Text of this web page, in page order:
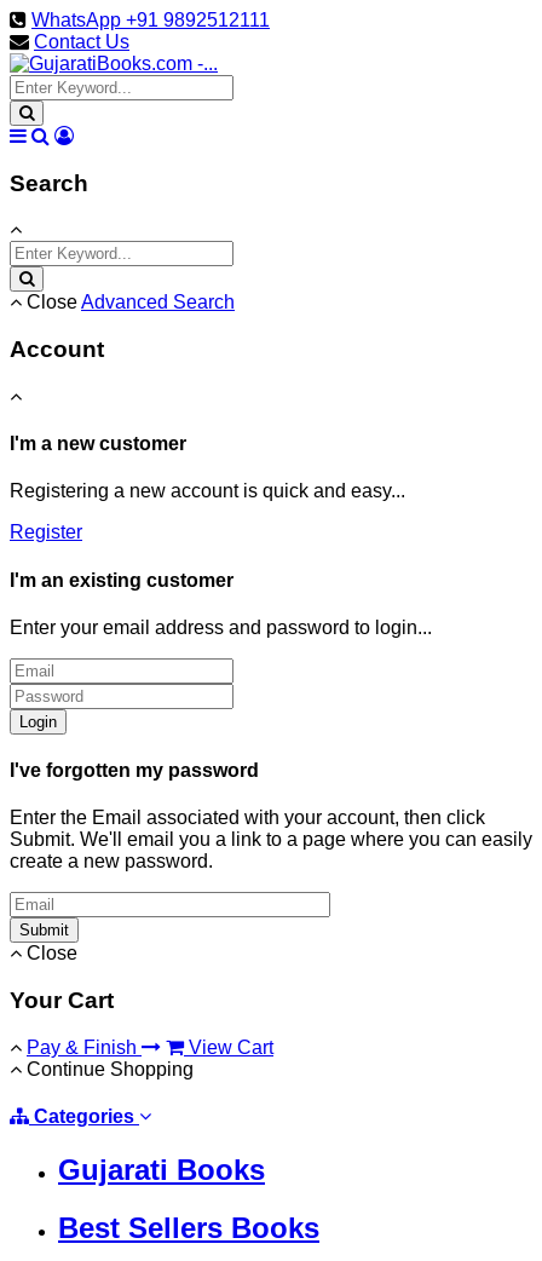
WhatsApp +91 9892512111
Contact Us
Search
CloseAdvanced Search
Account
I'm a new customer
Registering a new account is quick and easy...
Register
I'm an existing customer
Enter your email address and password to login...
Login
I've forgotten my password
Enter the Email associated with your account, then click
Submit. We'll email you a link to a page where you can easily
create a new password.
Submit
Close
Your Cart
Pay & Finish
View Cart
Continue Shopping
Categories
Gujarati Books
Best Sellers Books